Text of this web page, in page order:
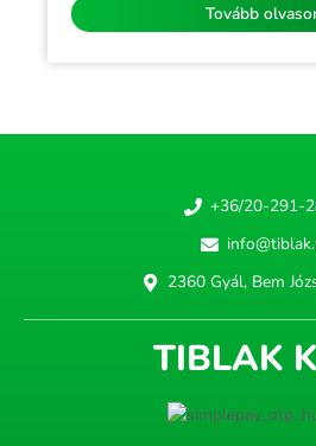
Tovább
+36/20-291-
2360 Gyál, Bem
TIBLAK